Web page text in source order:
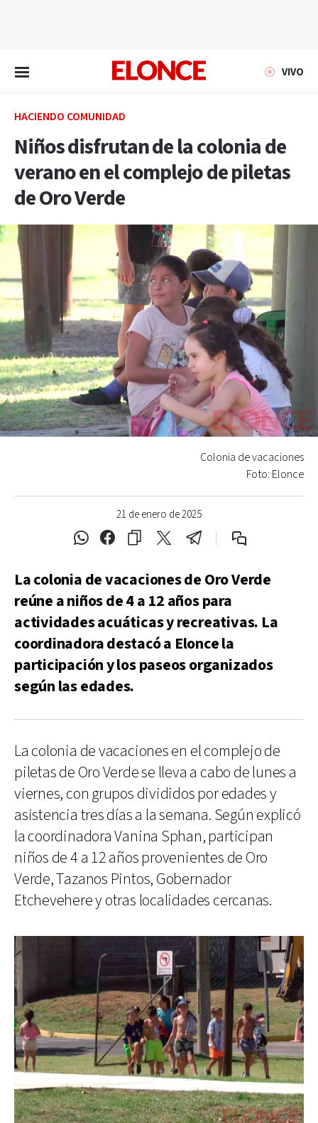
VIVO
HACIENDO COMUNIDAD
Niños disfrutan de la colonia de
verano en el complejo de piletas
de Oro Verde
21 de enero de 2025
Colonia de vacaciones
Foto: Elonce
La colonia de vacaciones de Oro Verde
reúne a niños de 4 a 12 años para
actividades acuáticas y recreativas. La
coordinadora destacó a Elonce la
participación y los paseos organizados
según las edades.
La colonia de vacaciones en el complejo de
piletas de Oro Verde se lleva a cabo de lunes a
viernes, con grupos divididos por edades y
asistencia tres días a la semana. Según explicó
la coordinadora Vanina Sphan, participan
niños de 4 a 12 años provenientes de Oro
Verde, Tazanos Pintos, Gobernador
Etchevehere y otras localidades cercanas.